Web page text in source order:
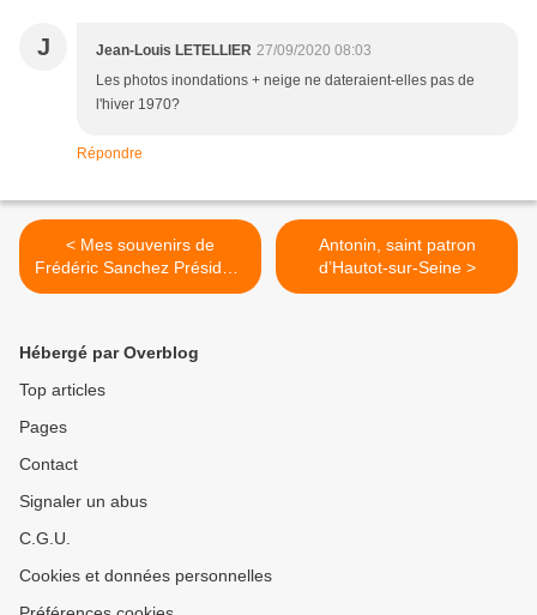
J Jean-Louis LETELLIER 27/09/2020 08:03
Les photos inondations + neige ne dateraient-elles pas de
l'hiver 1970?
Répondre
< Mes souvenirs de
Frédéric Sanchez Président
de l’intercommunalité
Antonin, saint patron
d’Hautot-sur-Seine >
Hébergé par Overblog
Top articles
Pages
Contact
Signaler un abus
C.G.U.
Cookies et données personnelles